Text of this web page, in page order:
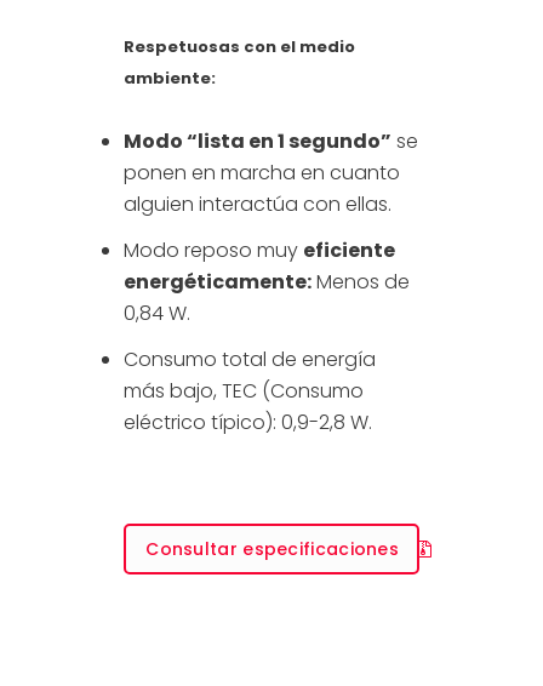
Respetuosas con el medio
ambiente:
Modo “lista en 1 segundo” se
ponen en marcha en cuanto
alguien interactúa con ellas.
Modo reposo muy eficiente
energéticamente:Menos de
0,84 W.
Consumo total de energía
más bajo, TEC (Consumo
eléctrico típico): 0,9-2,8 W.
Consultar especificaciones